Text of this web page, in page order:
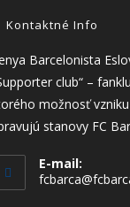
Kontaktné Info
Barcelonista
club“ –
možnosť
stanovy FC
E-mail: